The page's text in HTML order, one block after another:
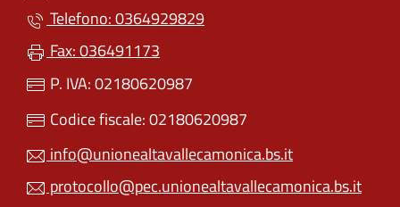
Telefono: 0364929829
Fax: 036491173
P. IVA: 02180620987
Codice fiscale: 02180620987
info@unionealtavallecamonica.bs.it
protocollo@pec.unionealtavallecamonica.bs.it